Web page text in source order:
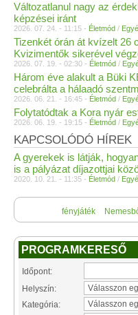
Változatlanul nagy az
képzései iránt
2026. 07. 24. - 11:15 - Életmód /
Tizenkét órán át kvízelt 26
Kvizimentők sikerével
2026. 07. 19. - 02:30 - Életmód /
Három éve alakult a Büki
celebrálta a hálaadó
2026. 06. 21. - 16:45 - Életmód /
Folytatódtak a Kora nyár
2026. 06. 19. - 19:15 - Életmód /
KAPCSOLÓDÓ HÍREK
A gyerekek is látják,
is a pályázat díjazottjai
2020. 10. 21. - 11:35 - Életmód /
fényjáték
PROGRAMKERESŐ
Időpont:
Helyszín:
Kategória: